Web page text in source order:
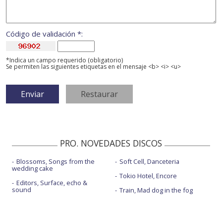
Código de validación *:
*Indica un campo requerido (obligatorio)
Se permiten las siguientes etiquetas en el mensaje <b> <i> <u>
PRO. NOVEDADES DISCOS
Blossoms, Songs from the
wedding cake
Editors, Surface, echo &
sound
Soft Cell, Danceteria
Tokio Hotel, Encore
Train, Mad dog in the fog